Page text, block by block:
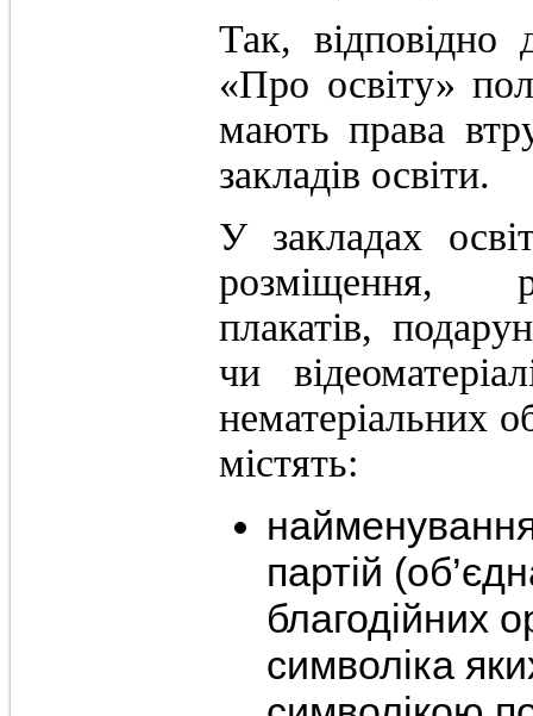
Так, відповідно
«Про освіту»
мають права
закладів освіти.
У закладах
розміщення,
плакатів,
чи
нематеріальних
містять:
партій
благодійних
символіка